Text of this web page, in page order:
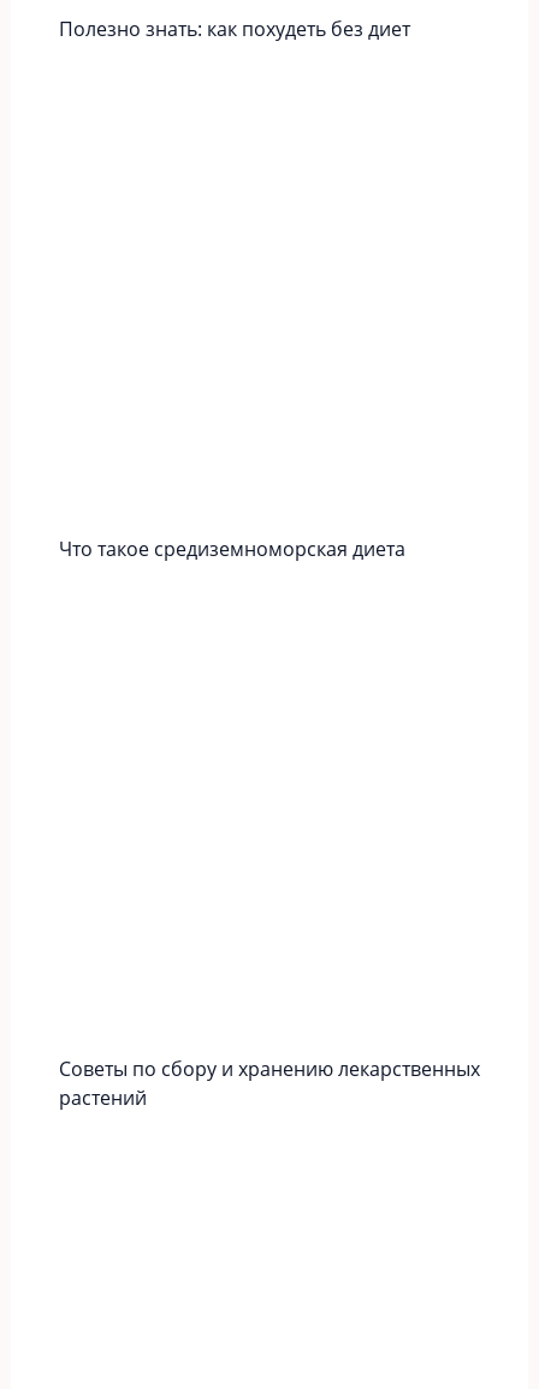
Полезно знать: как похудеть без диет
Что такое средиземноморская диета
Советы по сбору и хранению лекарственных
растений